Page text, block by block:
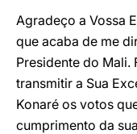
Agradeço a Vossa
que acaba de me
Presidente do
transmitir a Sua
Konaré os votos
cumprimento da